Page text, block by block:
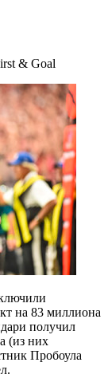
& Goal
на 83 миллиона
получил
(из них
Пробоула